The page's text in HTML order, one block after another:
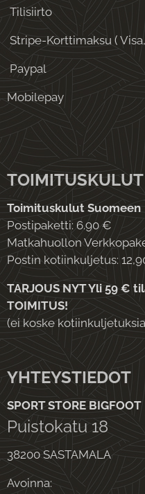
Tilisiirto
Stripe-Korttimaksu (
Paypal
Mobilepay
TOIMITUSKULUT
Toimituskulut Suomeen
Postipaketti: 6.90 €
Matkahuollon
Postin kotiinkuljetus:
TARJOUS NYT Yli 59 €
TOIMITUS!
(ei koske
YHTEYSTIEDOT
SPORT STORE BIGFOOT
Puistokatu 18
38200 SASTAMALA
Avoinna: